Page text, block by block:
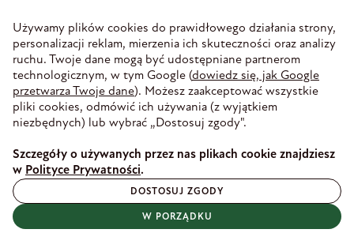
przeciwwirusowych, przeciwzapalnych).
Składniki na 1 szota
(jeśli chcesz zrobić np. 5 szotów to
zwiększ liczbę składników x5):
Imbir - 1 gruby plaster
Olej z czarnuszki tłoczony na zimno- 1 łyżka
Miód z jagodą kamczacką- pół łyżeczki
Sposób przygotowania jednej porcji:
Imbir pokrój na grube plastry. Przeciśnij przez praskę
Dodaj łyżkę wody
Używamy plików cookies do prawidłowego działania strony,
personalizacji reklam, mierzenia ich skuteczności oraz analizy
ruchu. Twoje dane mogą być udostępniane partnerom
technologicznym, w tym Google (dowiedz się, jak Google
przetwarza Twoje dane). Możesz zaakceptować wszystkie
pliki cookies, odmówić ich używania (z wyjątkiem
niezbędnych) lub wybrać „Dostosuj zgody".
Szczegóły o używanych przez nas plikach cookie znajdziesz
w Polityce Prywatności.
DOSTOSUJ ZGODY
W PORZĄDKU